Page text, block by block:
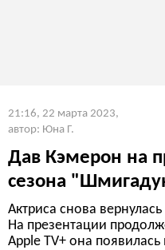
21:16, 22 марта 2023,
автор: Юна Г.
Дав Кэмерон на
сезона
Актриса снова
На презентации
Apple TV+ она